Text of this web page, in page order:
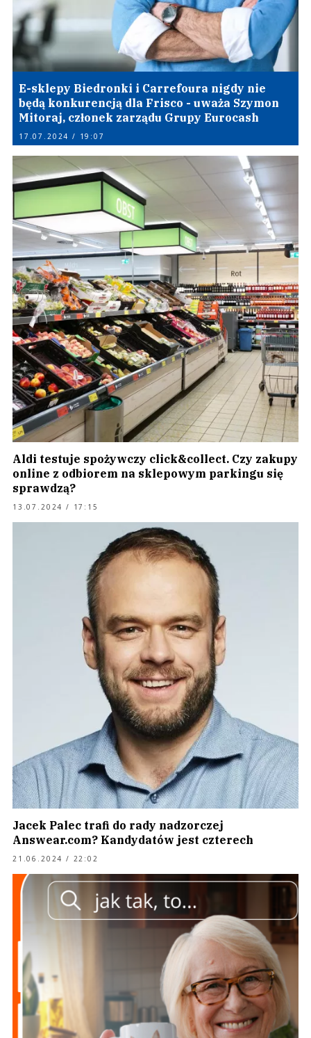
E-sklepy Biedronki i Carrefoura nigdy nie
będą konkurencją dla Frisco - uważa Szymon
Mitoraj, członek zarządu Grupy Eurocash
17.07.2024 / 19:07
Aldi testuje spożywczy click&collect. Czy zakupy
online z odbiorem na sklepowym parkingu się
sprawdzą?
13.07.2024 / 17:15
Jacek Palec trafi do rady nadzorczej
Answear.com? Kandydatów jest czterech
21.06.2024 / 22:02